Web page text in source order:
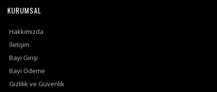
KURUMSAL
Hakkımızda
İletişim
Bayi Girişi
Bayi Ödeme
Gizlilik ve Güvenlik